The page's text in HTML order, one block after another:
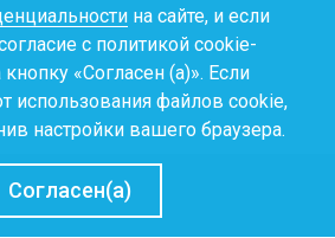
на сайте, и если
с политикой cookie-
«Согласен (а)». Если
использования файлов cookie,
настройки вашего браузера.
Согласен(а)